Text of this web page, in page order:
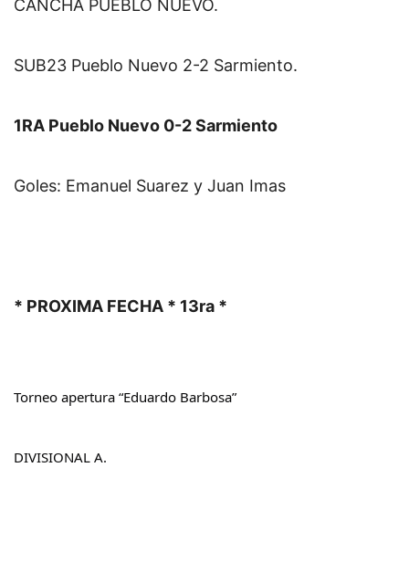
CANCHA PUEBLO NUEVO.
SUB23 Pueblo Nuevo 2-2 Sarmiento.
1RA Pueblo Nuevo 0-2 Sarmiento
Goles: Emanuel Suarez y Juan Imas
* PROXIMA FECHA * 13ra *
Torneo apertura “Eduardo Barbosa”
DIVISIONAL A.